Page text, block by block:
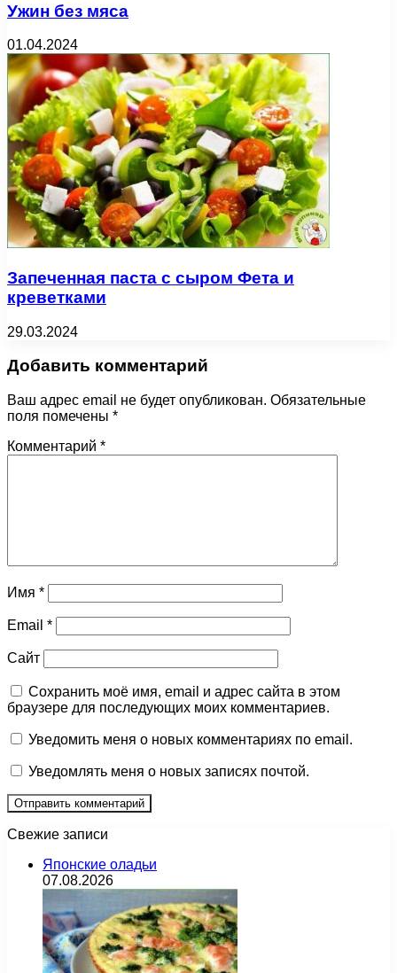
Ужин без мяса
01.04.2024
Запеченная паста с сыром Фета и
креветками
29.03.2024
Добавить комментарий
Ваш адрес email не будет опубликован. Обязательные
поля помечены *
Комментарий *
Имя *
Email *
Сайт
Сохранить моё имя, email и адрес сайта в этом
браузере для последующих моих комментариев.
Уведомить меня о новых комментариях по email.
Уведомлять меня о новых записях почтой.
Свежие записи
Японские оладьи
07.08.2026